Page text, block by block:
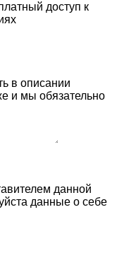
доступ к
в описании
и мы обязательно
данной
данные о себе